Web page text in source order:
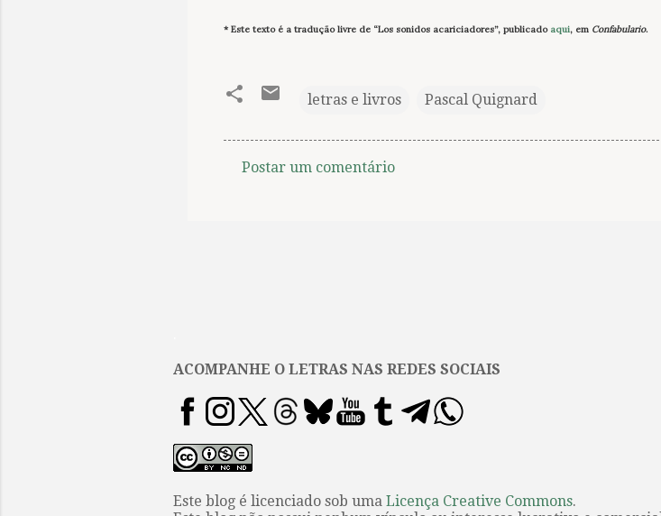
* Este texto é a tradução livre de “Los sonidos acariciadores”, publicado aqui, em Confabulario.
letras e livros Pascal Quignard
r
o
Postar um comentário
ACOMPANHE O LETRAS NAS REDES SOCIAIS
Este blog é licenciado sob uma Licença Creative Commons.